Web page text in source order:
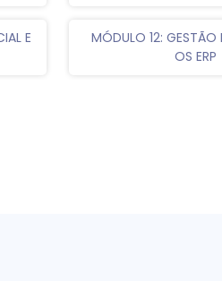
E
MÓDULO 12: GESTÃO
OS ERP